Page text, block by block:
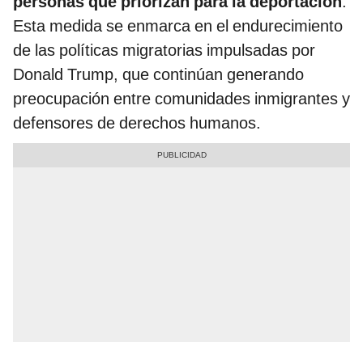
Esta medida se enmarca en el endurecimiento
de las políticas migratorias impulsadas por
Donald Trump, que continúan generando
preocupación entre comunidades inmigrantes y
defensores de derechos humanos.